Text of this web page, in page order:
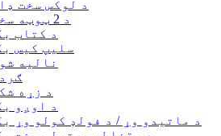
د لوکس سخت
د 2 ټوټه سخت بکس
د کتاب
سلیپ کیس
نالیه
د زړه
د اوږو
د ماتیدو وړ / د فولډ کولو وړ